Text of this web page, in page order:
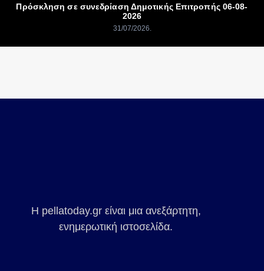
Πρόσκληση σε συνεδρίαση Δημοτικής Επιτροπής 06-08-
2026
31/07/2026
Η pellatoday.gr είναι μια ανεξάρτητη,
ενημερωτική ιστοσελίδα.